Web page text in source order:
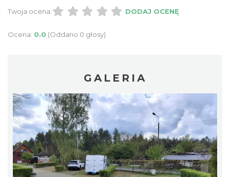
Twoja ocena: DODAJ OCENĘ
Ocena: 0.0 (Oddano 0 głosy)
GALERIA